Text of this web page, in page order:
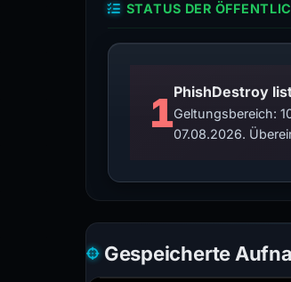
STATUS DER
1PhishDestroy
Geltungsbereich:
07.08.2026.
Gespeicherte